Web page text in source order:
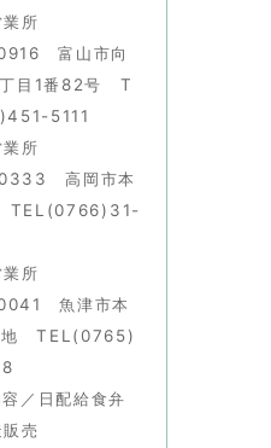
業所
富山市向
目1番82号 T
5111
業所
高岡市本
TEL(0766)31-
業所
魚津市本
地 TEL(0765)
／日配給食弁
売